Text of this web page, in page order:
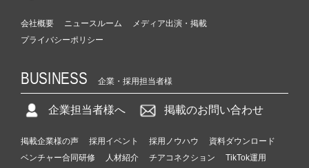
会社概要 ニュースルーム
メディア出演・掲載
プライバシーポリシー
BUSINESS 企業・採用担当者様
企業担当者様へ 掲載のお問い合わせ
掲載企業様の声 採用イベント 採用ノウハウ
資料ダウンロード
ベンチャー合同研修
人材紹介 チアコネクション
TikTok運用